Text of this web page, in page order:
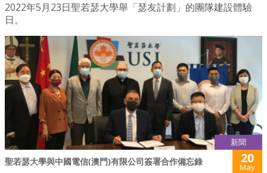
2022年5月23日聖若瑟大學舉「瑟友計劃」的團隊建設體驗
日。
新聞
聖若瑟大學與中國電信(澳門)有限公司簽署合作備忘錄 20
May